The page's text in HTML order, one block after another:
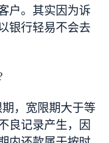
户。其实因为诉
银行轻易不会去
，宽限期大于等
良记录产生，因